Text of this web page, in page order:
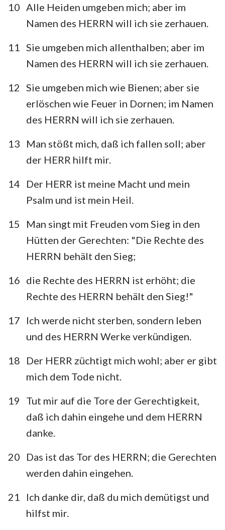
1 2 3 4 5 6
7
15
16 17 18 19 20
22
23 24 25
29
30 31 32 33 34
35
36
37 38 39 40 41
42
50
51 52 53 54 55
56
64
65 66 67 68 69
70
78
79 80 81 82 83
84
85
86 87 88
92
93 94 95 96 97
98
99
100 101 102 103 104
105
113
114 115 116 117 118
119
123
127
128 129 130 131 132
133
134
135
10 Alle Heiden umgeben mich; aber im
Namen des HERRN will ich sie zerhauen.
11
Sie umgeben mich allenthalben; aber im
Namen des HERRN will ich sie zerhauen.
12 Sie umgeben mich wie Bienen; aber sie
erlöschen wie Feuer in Dornen; im Namen
des HERRN will ich sie zerhauen.
13
Man stößt mich, daß ich fallen soll; aber
der HERR hilft mir.
14
Der HERR ist meine Macht und mein
Psalm und ist mein Heil.
15
Man singt mit Freuden vom Sieg in den
Hütten der Gerechten: "Die Rechte des
HERRN behält den Sieg;
16 die Rechte des HERRN ist erhöht; die
Rechte des HERRN behält den Sieg!"
17
Ich werde nicht sterben, sondern leben
und des HERRN Werke verkündigen.
18
Der HERR züchtigt mich wohl; aber er gibt
mich dem Tode nicht.
19
Tut mir auf die Tore der Gerechtigkeit,
daß ich dahin eingehe und dem HERRN
danke.
20
Das ist das Tor des HERRN; die Gerechten
werden dahin eingehen.
21
Ich danke dir, daß du mich demütigst und
hilfst mir.